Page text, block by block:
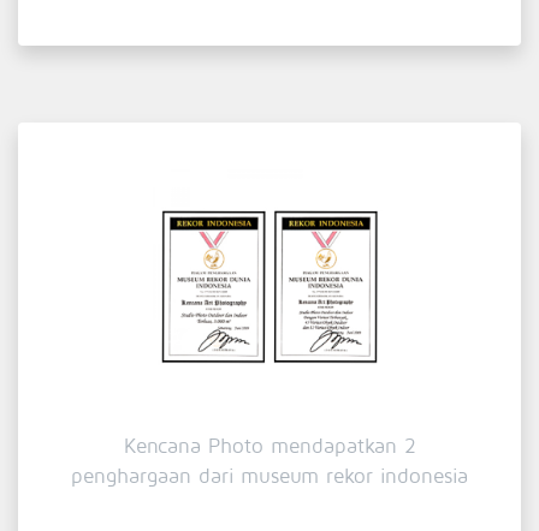
Kencana Photo mendapatkan 2
penghargaan dari museum rekor indonesia